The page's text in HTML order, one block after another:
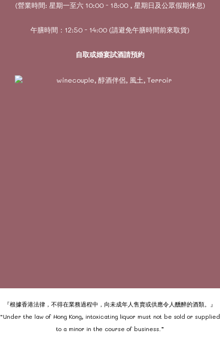
(營業時間: 星期一至六 10:00 - 18:00 , 星期日及公眾假期休息)
午膳時間：12:50 - 14:00 (請避免午膳時間前來取貨)
自取或婚宴試酒請預約
『根據香港法律，不得在業務過程中，向未成年人售賣或供應令人醺醉的酒類。』
“Under the law of Hong Kong, intoxicating liquor must not be sold or supplied
to a minor in the course of business.”